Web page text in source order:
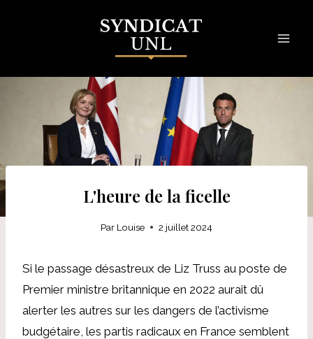
L'heure de la ficelle
Par Louise 2 juillet 2024
Si le passage désastreux de Liz Truss au poste de
Premier ministre britannique en 2022 aurait dû
alerter les autres sur les dangers de l’activisme
budgétaire, les partis radicaux en France semblent